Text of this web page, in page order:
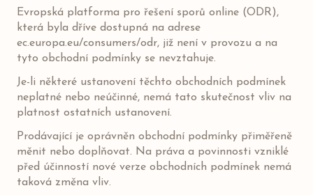
Evropská platforma pro řešení sporů online (ODR),
která byla dříve dostupná na adrese
ec.europa.eu/consumers/odr, již není v provozu a na
tyto obchodní podmínky se nevztahuje.
Je-li některé ustanovení těchto obchodních podmínek
neplatné nebo neúčinné, nemá tato skutečnost vliv na
platnost ostatních ustanovení.
Prodávající je oprávněn obchodní podmínky přiměřeně
měnit nebo doplňovat. Na práva a povinnosti vzniklé
před účinností nové verze obchodních podmínek nemá
taková změna vliv.